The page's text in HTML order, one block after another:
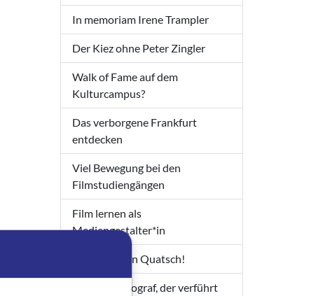
In memoriam Irene Trampler
Der Kiez ohne Peter Zingler
Walk of Fame auf dem
Kulturcampus?
Das verborgene Frankfurt
entdecken
Viel Bewegung bei den
Filmstudiengängen
Film lernen als
Mediengestalter*in
Macht keinen Quatsch!
Ein Kinematograf, der verführt